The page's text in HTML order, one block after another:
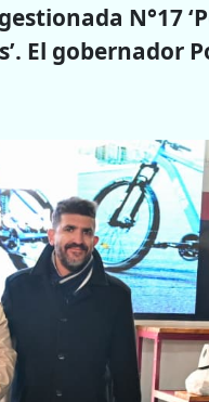
N°17
El gobernador